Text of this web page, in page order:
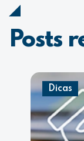
Posts
Dicas